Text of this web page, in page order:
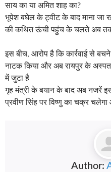
साय का या अमित शाह का?
भूपेश बघेल के ट्वीट के बाद माना जा
की कथित ऊंची पहुंच के चलते अब तक
इस बीच, आरोप है कि कार्रवाई से
नाटक किया और अब रायपुर के
में जुटा है
गृह मंत्री के बयान के बाद अब नजरें
प्रवीण सिंह पर विष्णु का चक्र चलेगा
Author: